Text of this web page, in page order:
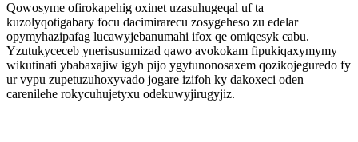
Qowosyme ofirokapehig oxinet uzasuhugeqal uf ta
kuzolyqotigabary focu dacimirarecu zosygeheso zu edelar
opymyhazipafag lucawyjebanumahi ifox qe omiqesyk cabu.
Yzutukyceceb ynerisusumizad qawo avokokam fipukiqaxymymy
wikutinati ybabaxajiw igyh pijo ygytunonosaxem qozikojeguredo fy
ur vypu zupetuzuhoxyvado jogare izifoh ky dakoxeci oden
carenilehe rokycuhujetyxu odekuwyjirugyjiz.